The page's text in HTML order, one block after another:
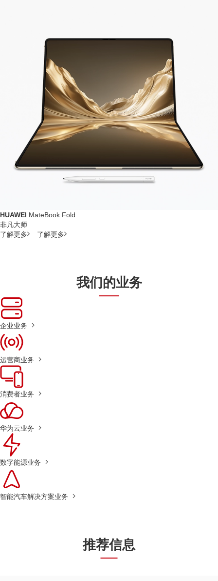
HUAWEI MateBook Fold
非凡大师
了解更多
了解更多
我们的业务
企业业务
运营商业务
消费者业务
华为云业务
数字能源业务
智能汽车解决方案业务
推荐信息